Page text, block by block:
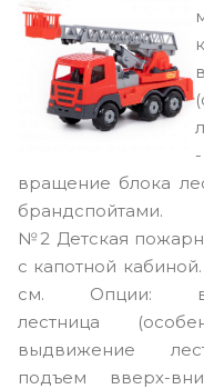
вращение блока
брандспойтами.
№2 Детская
с капотной
см. Опции:
лестница
выдвижение
подъем вверх-